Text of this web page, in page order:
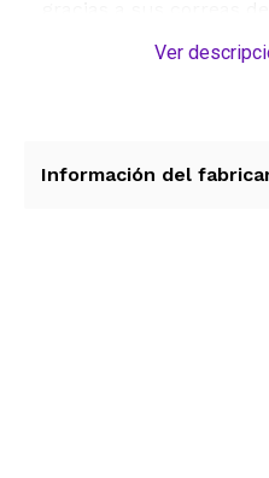
uniforme reduciendo
aproximadamente 500
Ver
Información del